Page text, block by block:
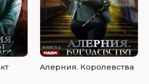
Алерния. Королевства